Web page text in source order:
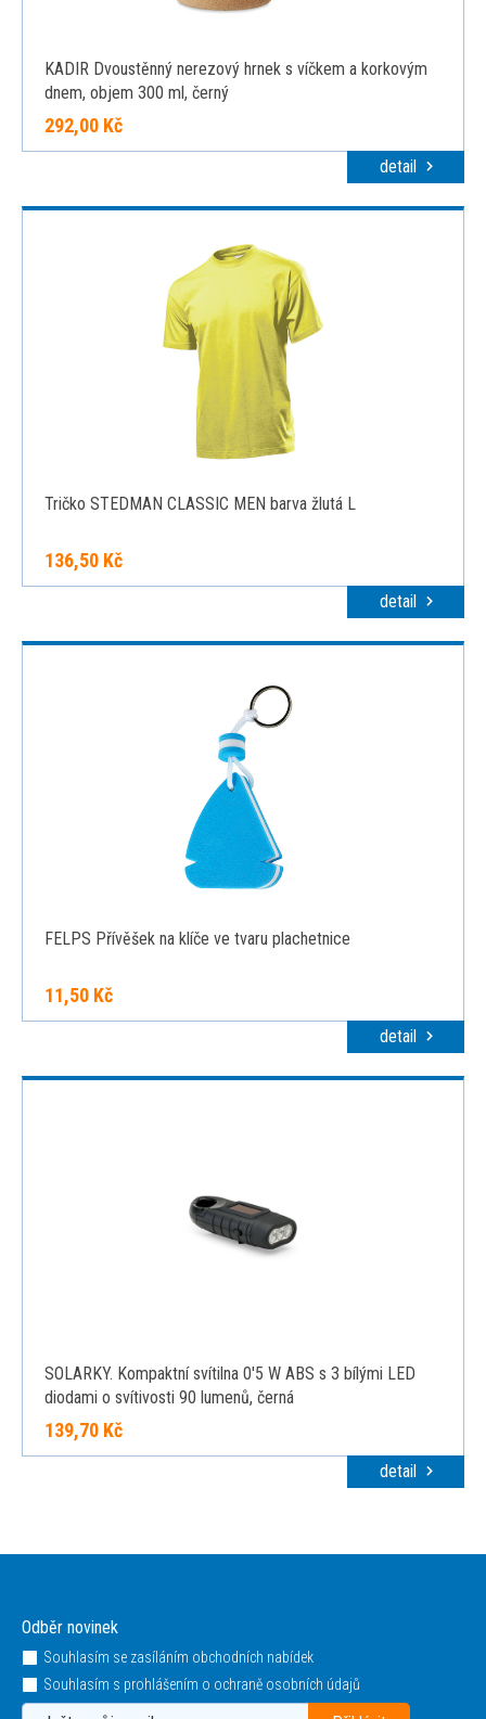
KADIR Dvoustěnný nerezový hrnek s víčkem a korkovým
dnem, objem 300 ml, černý
292,00 Kč
detail
Tričko STEDMAN CLASSIC MEN barva žlutá L
136,50 Kč
detail
FELPS Přívěšek na klíče ve tvaru plachetnice
11,50 Kč
detail
SOLARKY. Kompaktní svítilna 0'5 W ABS s 3 bílými LED
diodami o svítivosti 90 lumenů, černá
139,70 Kč
detail
Odběr novinek
Souhlasím se zasíláním obchodních nabídek
Souhlasím s prohlášením o ochraně osobních údajů